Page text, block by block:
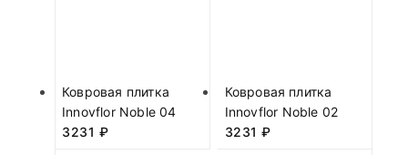
Ковровая плитка
Innovflor Noble 04
3231 ₽
Ковровая плитка
Innovflor Noble 02
3231 ₽